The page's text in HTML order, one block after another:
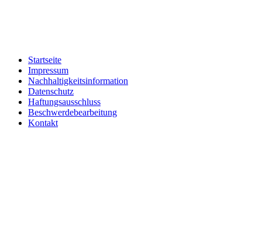
Startseite
Impressum
Nachhaltigkeitsinformation
Datenschutz
Haftungsausschluss
Beschwerdebearbeitung
Kontakt